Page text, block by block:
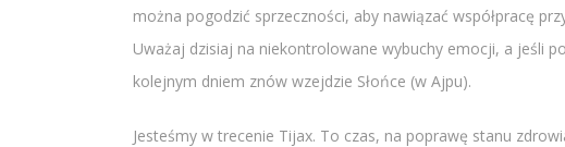
można pogodzić sprzeczności, aby nawiązać współpracę
Uważaj dzisiaj na niekontrolowane wybuchy emocji, a jeśli
kolejnym dniem znów wzejdzie Słońce (w Ajpu).
Jesteśmy w trecenie Tijax. To czas, na poprawę stanu